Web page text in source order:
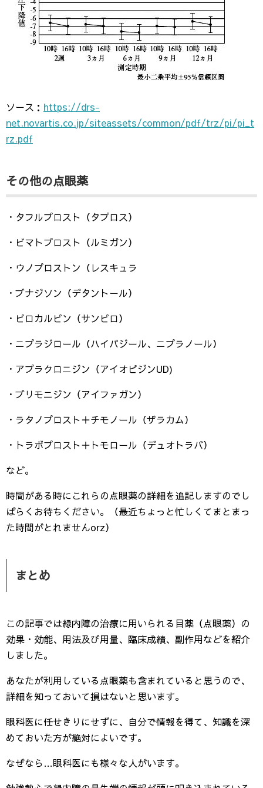
ソース： https://drs-
net.novartis.co.jp/siteassets/common/pdf/trz/pi/pi_t
rz.pdf
その他の点眼薬
・タフルプロスト（タプロス）
・ビマトプロスト（ルミガン）
・ウノプロストン（レスキュラ
・ブナジソン（デタントール）
・ピロカルピン（サンピロ）
・ニプラジロール（ハイパジール、ニプラノール）
・アプラクロニジン（アイオピジンUD)
・ブリモニジン（アイファガン）
・ラタノプロスト＋チモノール（ザラカム）
・トラボプロスト＋トモロール（デュオトラバ）
など。
時間がある時にこれらの点眼薬の詳細を追記しますのでし
ばらくお待ちください。（最近ちょっと忙しくてまとまっ
た時間がとれませんorz）
まとめ
この記事では緑内障の治療に用いられる目薬（点眼薬）の
効果・効能、用法及び用量、臨床成績、副作用などを紹介
しました。
あなたが利用している点眼薬も含まれていると思うので、
詳細を知っておいて損はないと思います。
眼科医に任せきりにせずに、自分で情報を得て、知識を深
めておいた方が絶対によいです。
なぜなら…眼科医にも様々な人がいます。